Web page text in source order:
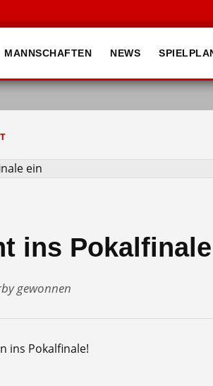
MANNSCHAFTEN NEWS
ins
gewonnen
ins Pokalfinale!